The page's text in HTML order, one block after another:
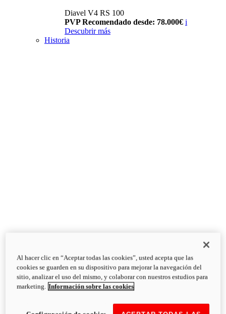
Diavel V4 RS 100
PVP Recomendado desde: 78.000€ i
Descubrir más
Historia
Al hacer clic en “Aceptar todas las cookies”, usted acepta que las
cookies se guarden en su dispositivo para mejorar la navegación del
sitio, analizar el uso del mismo, y colaborar con nuestros estudios para
marketing. Información sobre las cookies